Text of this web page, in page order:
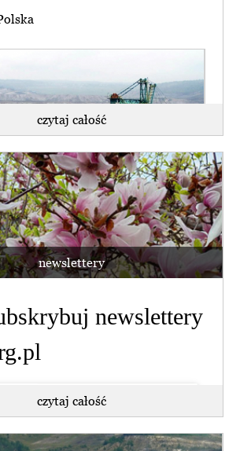
decyzję środowiskową dla
kopalni Turów.
nadzieja dla regionu w
rządu
- problem transformacji do
rozwiązania przez nowy (...)
czytaj całość
newslettery
newslettery
czytaj całość